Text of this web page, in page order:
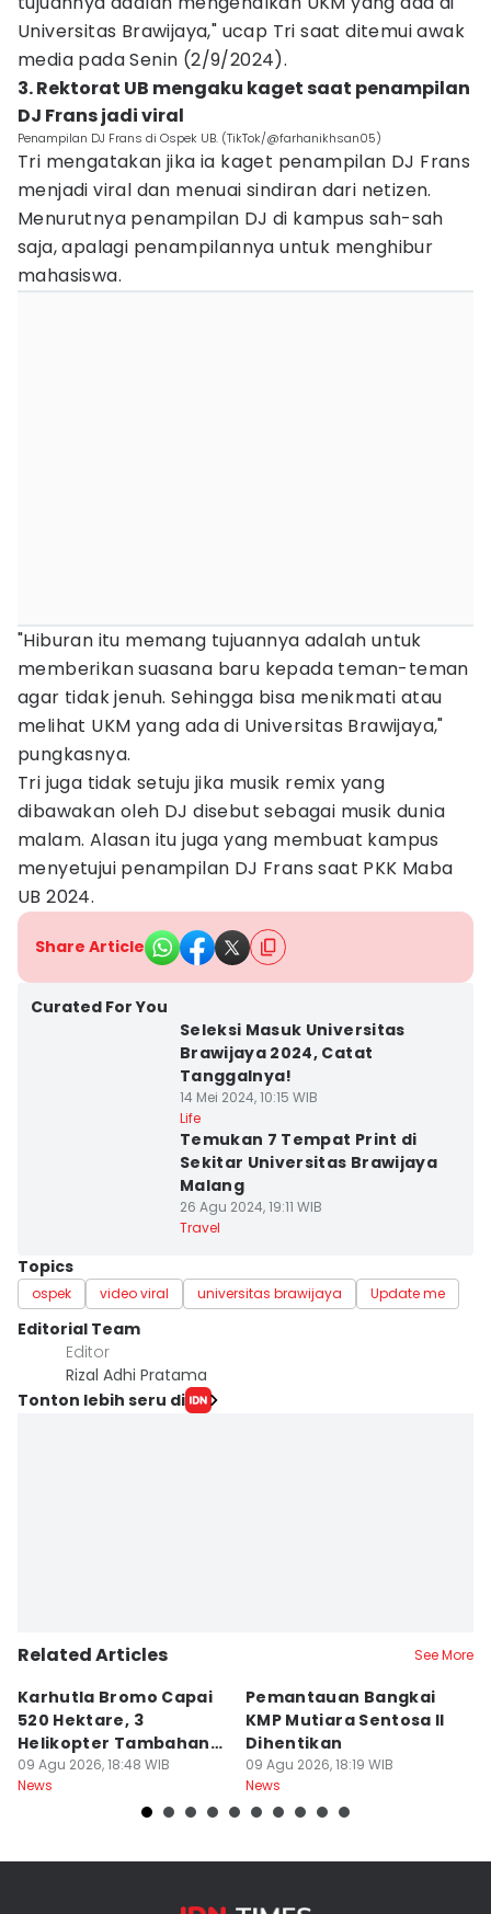
Universitas Brawijaya," ucap Tri saat ditemui awak
media pada Senin (2/9/2024).
3. Rektorat UB mengaku kaget saat penampilan
DJ Frans jadi viral
Penampilan DJ Frans di Ospek UB. (TikTok/@farhanikhsan05)
Tri mengatakan jika ia kaget penampilan DJ Frans
menjadi viral dan menuai sindiran dari netizen.
Menurutnya penampilan DJ di kampus sah-sah
saja, apalagi penampilannya untuk menghibur
mahasiswa.
"Hiburan itu memang tujuannya adalah untuk
memberikan suasana baru kepada teman-teman
agar tidak jenuh. Sehingga bisa menikmati atau
melihat UKM yang ada di Universitas Brawijaya,"
pungkasnya.
Tri juga tidak setuju jika musik remix yang
dibawakan oleh DJ disebut sebagai musik dunia
malam. Alasan itu juga yang membuat kampus
menyetujui penampilan DJ Frans saat PKK Maba
UB 2024.
Share Article
Curated For You
Seleksi Masuk Universitas
Brawijaya 2024, Catat
Tanggalnya!
14 Mei 2024, 10:15 WIB
Life
Temukan 7 Tempat Print di
Sekitar Universitas Brawijaya
Malang
26 Agu 2024, 19:11 WIB
Travel
Topics
ospek video viral universitas brawijaya Update me
Editorial Team
Editor
Rizal Adhi Pratama
Tonton lebih seru di
Related Articles See More
Karhutla Bromo Capai
520 Hektare, 3
Helikopter Tambahan
Diterjunkan
09 Agu 2026, 18:48 WIB
News
Pemantauan Bangkai
KMP Mutiara Sentosa II
Dihentikan
09 Agu 2026, 18:19 WIB
News